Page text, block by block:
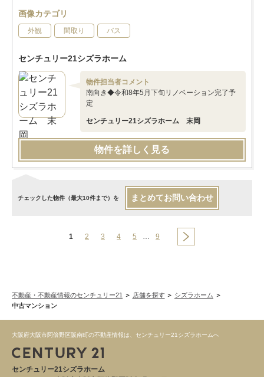
画像カテゴリ
外観 間取り バス
センチュリー21シズラホーム
物件担当者コメント
南向き◆令和8年5月下旬リノベーション完了予
定
センチュリー21シズラホーム 末岡
物件を詳しく見る
チェックした物件（最大10件まで）を まとめてお問い合わせ
1 2 3 4 5 … 9
不動産・不動産情報のセンチュリー21 店舗を探す
シズラホーム
中古マンション
大阪府大阪市阿倍野区阪南町の不動産情報は、センチュリー21シズラホームへ
センチュリー21シズラホーム